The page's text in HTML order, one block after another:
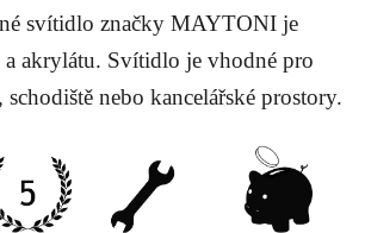
svítidlo značky MAYTONI je
akrylátu. Svítidlo je vhodné pro
nebo kancelářské prostory.